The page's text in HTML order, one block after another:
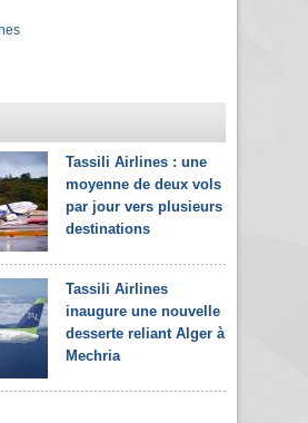
Tassili Airlines : une
moyenne de deux vols
par jour vers plusieurs
destinations
Tassili Airlines
inaugure une nouvelle
desserte reliant Alger à
Mechria